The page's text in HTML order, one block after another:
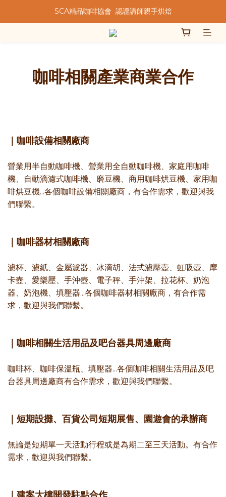
★★歡迎來到暖窩咖啡★★
SCA精品咖啡協會  認證講師親手烘焙
★★歡迎來到暖窩咖啡★★
咖啡相關產業商業合作
｜咖啡設備相關廠商
營業用半自動咖啡機、營業用全自動咖啡機、家庭用咖啡
機、自動滴濾式咖啡機、磨豆機、商用咖啡烘豆機、家用咖
啡烘豆機...各個咖啡設備相關廠商，有合作需求，歡迎與我
們聯繫。
｜咖啡器材相關廠商
濾杯、濾紙、金屬濾器、冰滴胡、法式濾壓壺、虹吸壺、摩
卡壺、愛樂壓、手沖壺、電子秤、手沖架、拉花杯、奶泡
器、奶泡機、填壓器...各個咖啡器材相關廠商，有合作需
求，歡迎與我們聯繫。
｜咖啡相關生活用品及吧台器具周邊廠商
咖啡杯、咖啡保溫瓶、填壓器...各個咖啡相關生活用品及吧
台器具周邊廠商有合作需求，歡迎與我們聯繫。
｜短期設攤、百貨公司短期展售、園遊會的承辦商
無論是短期單一天活動行程或是為期二至三天活動。有合作
需求，歡迎與我們聯繫。